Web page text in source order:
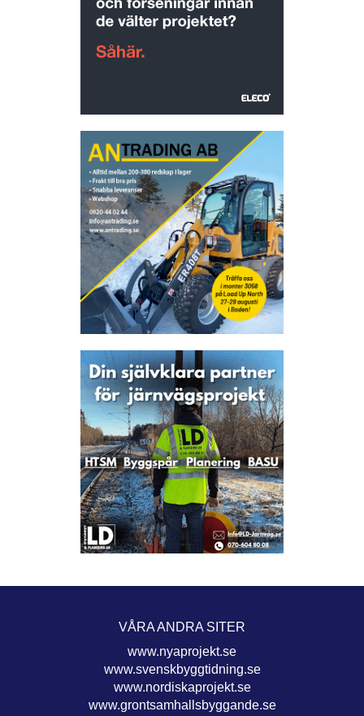
VÅRA ANDRA SITER
www.nyaprojekt.se
www.svenskbyggtidning.se
www.nordiskaprojekt.se
www.grontsamhallsbyggande.se